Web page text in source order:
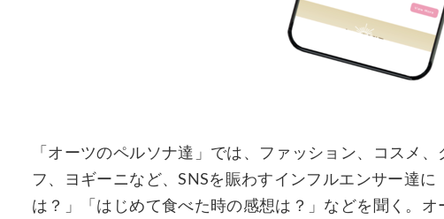
「オーツのペルソナ達」では、ファッション、コスメ
フ、ヨギーニなど、SNSを賑わすインフルエンサー達
は？」「はじめて食べた時の感想は？」などを聞く。